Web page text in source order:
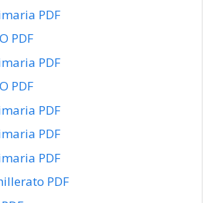
PDF
PDF
PDF
PDF
PDF
PDF
PDF
PDF